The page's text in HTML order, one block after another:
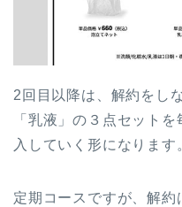
2回目以降は、解約をし
「乳液」の３点セット
入していく形になります
定期コースですが、解約